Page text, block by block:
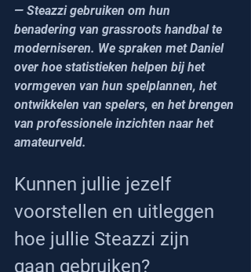
— Steazzi gebruiken om hun
benadering van grassroots handbal te
moderniseren. We spraken met Daniel
over hoe statistieken helpen bij het
vormgeven van hun spelplannen, het
ontwikkelen van spelers, en het brengen
van professionele inzichten naar het
amateurveld.
Kunnen jullie jezelf
voorstellen en uitleggen
hoe jullie Steazzi zijn
gaan gebruiken?